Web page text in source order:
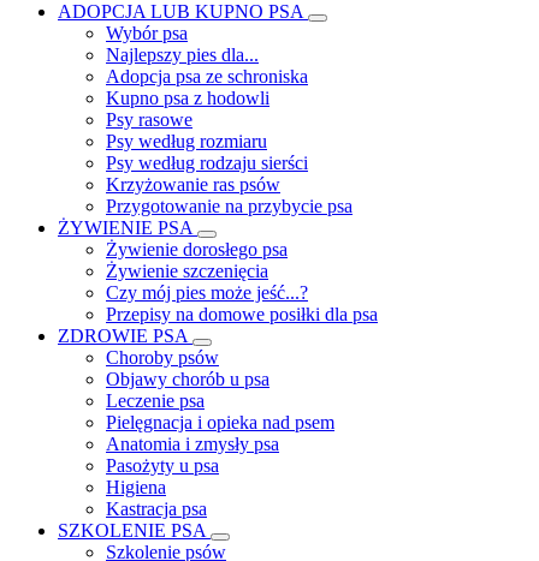
ADOPCJA LUB KUPNO PSA
Wybór psa
Najlepszy pies dla...
Adopcja psa ze schroniska
Kupno psa z hodowli
Psy rasowe
Psy według rozmiaru
Psy według rodzaju sierści
Krzyżowanie ras psów
Przygotowanie na przybycie psa
ŻYWIENIE PSA
Żywienie dorosłego psa
Żywienie szczenięcia
Czy mój pies może jeść...?
Przepisy na domowe posiłki dla psa
ZDROWIE PSA
Choroby psów
Objawy chorób u psa
Leczenie psa
Pielęgnacja i opieka nad psem
Anatomia i zmysły psa
Pasożyty u psa
Higiena
Kastracja psa
SZKOLENIE PSA
Szkolenie psów